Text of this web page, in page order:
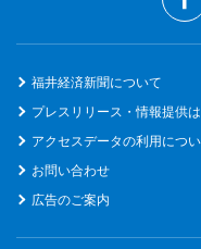
福井経済新聞について
プレスリリース・情報提供
アクセスデータの利用につ
お問い合わせ
広告のご案内